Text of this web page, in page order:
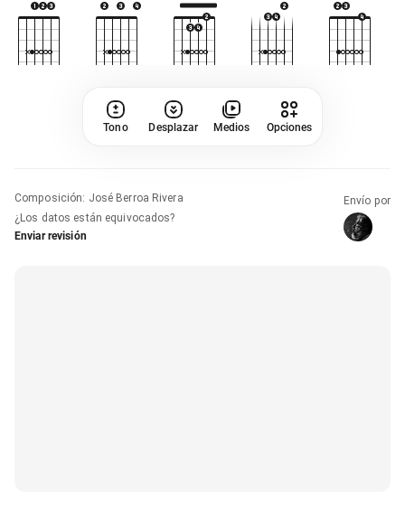
Tono Desplazar Medios Opciones
Composición: José Berroa Rivera
¿Los datos están equivocados?
Enviar revisión
Envío por